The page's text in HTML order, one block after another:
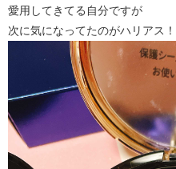
愛用してきてる自分ですが
次に気になってたのがハリアス！